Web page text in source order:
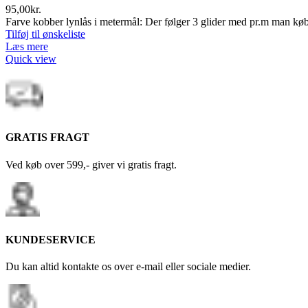
95,00kr.
Farve kobber lynlås i metermål: Der følger 3 glider med pr.m man
Tilføj til ønskeliste
Læs mere
Quick view
GRATIS FRAGT
Ved køb over 599,- giver vi gratis fragt.
KUNDESERVICE
Du kan altid kontakte os over e-mail eller sociale medier.